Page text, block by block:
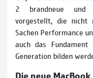
2 brandneue und
vorgestellt, die nicht
Sachen Performance
auch das
Generation bilden
Die neue